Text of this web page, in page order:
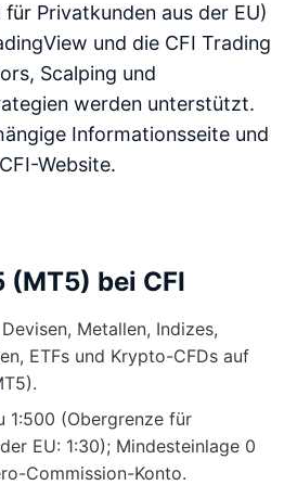
Privatkunden aus der EU)
und die CFI Trading
Scalping und
werden unterstützt.
Informationsseite und
Website.
(MT5) bei CFI
Metallen, Indizes,
ETFs und Krypto-CFDs auf
1:500 (Obergrenze für
EU: 1:30); Mindesteinlage 0
Commission-Konto.